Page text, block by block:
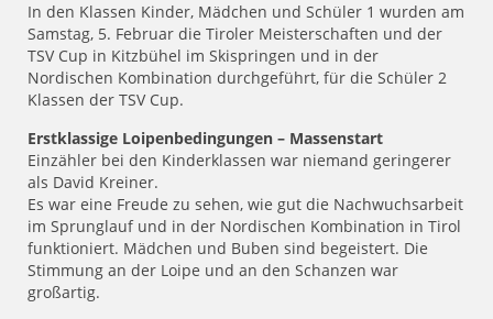
In den Klassen Kinder, Mädchen und Schüler 1 wurden am
Samstag, 5. Februar die Tiroler Meisterschaften und der
TSV Cup in Kitzbühel im Skispringen und in der
Nordischen Kombination durchgeführt, für die Schüler 2
Klassen der TSV Cup.
Erstklassige Loipenbedingungen – Massenstart
Einzähler bei den Kinderklassen war niemand geringerer
als David Kreiner.
Es war eine Freude zu sehen, wie gut die Nachwuchsarbeit
im Sprunglauf und in der Nordischen Kombination in Tirol
funktioniert. Mädchen und Buben sind begeistert. Die
Stimmung an der Loipe und an den Schanzen war
großartig.